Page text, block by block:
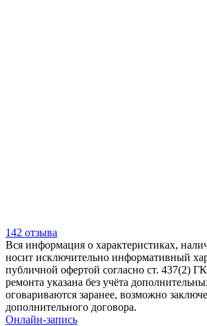
142 отзыва
Вся информация о характеристиках,
носит исключительно информативный
публичной офертой согласно ст. 437(2)
ремонта указана без учёта
оговариваются заранее, возможно
дополнительного договора.
Онлайн-запись